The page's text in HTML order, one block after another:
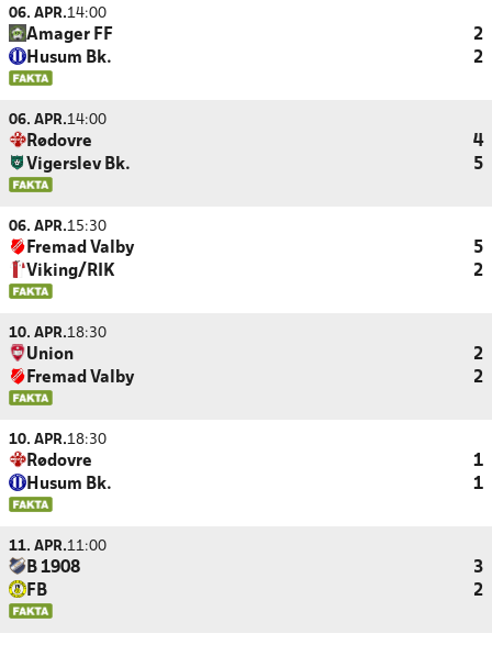
06. APR.14:00
Amager FF
2
Husum Bk.
2
06. APR.14:00
Rødovre
4
Vigerslev Bk.
5
06. APR.15:30
Fremad Valby
5
Viking/RIK
2
10. APR.18:30
Union
2
Fremad Valby
2
10. APR.18:30
Rødovre
1
Husum Bk.
1
11. APR.11:00
B 1908
3
FB
2